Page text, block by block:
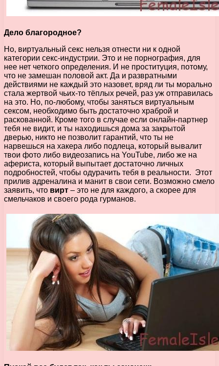
Дело благородное?
Но, виртуальный секс нельзя отнести ни к одной
категории секс-индустрии. Это и не порнография, для
нее нет четкого определения. И не проституция, потому,
что не замешан половой акт. Да и развратными
действиями не каждый это назовет, вряд ли ты морально
стала жертвой чьих-то тёплых речей, раз уж отправилась
на это. Но, по-любому, чтобы заняться виртуальным
сексом, необходимо быть достаточно храброй и
раскованной. Кроме того в случае если онлайн-партнер
тебя не видит, и ты находишься дома за закрытой
дверью, никто не позволит гарантий, что ты не
нарвешься на хакера либо подлеца, который вывалит
твои фото либо видеозапись на YouTube, либо же на
афериста, который выпытает достаточно личных
подробностей, чтобы одурачить тебя в реальности. Этот
прилив адреналина и манит в свои сети. Возможно смело
заявить, что вирт – это не для каждого, а скорее для
смельчаков и своего рода гурманов.